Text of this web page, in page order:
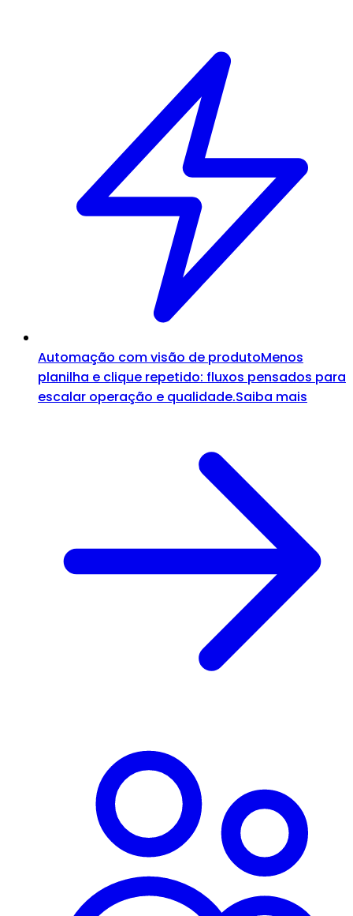
Automação com visão de produtoMenos
planilha e clique repetido: fluxos pensados para
escalar operação e qualidade.Saiba mais